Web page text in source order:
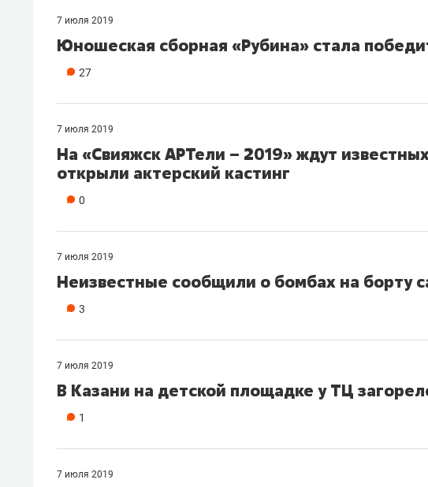
7 июля 2019
Юношеская сборная «Рубина» стала
27
7 июля 2019
На «Свияжск АРТели – 2019» ждут
открыли актерский кастинг
0
7 июля 2019
Неизвестные сообщили о бомбах на борту
3
7 июля 2019
В Казани на детской площадке у ТЦ
1
7 июля 2019